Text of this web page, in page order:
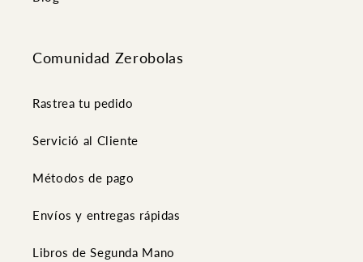
Comunidad Zerobolas
Rastrea tu pedido
Servició al Cliente
Métodos de pago
Envíos y entregas rápidas
Libros de Segunda Mano